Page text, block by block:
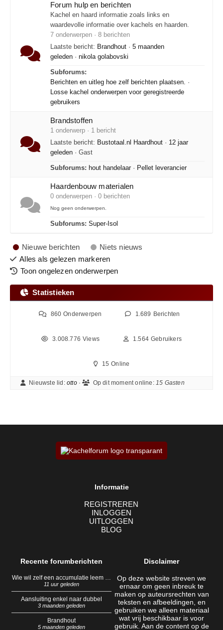
Forum hulp en berichten
Kachel en haard informatie zoals links en
waardevolle informatie over kachels en haarden.
7 onderwerpen · 8 berichten
Laatste bericht: Brandhout · 5 maanden
geleden · nikola golabovski
Subforums:
Berichten en uitleg hoe zelf berichten plaatsen. ·
Losse kachel onderwerpen voor geregistreerde
gebruikers
Brandstoffen
1 onderwerp · 1 bericht
Laatste bericht: Bustotaal.nl Haardhout · 12 jaar
geleden · Gast
Subforums: hout handelaar· Pellet leverancier
Haardenbouw materialen
0 onderwerpen · 0 berichten
Nog geen onderwerpen.
Subforums: Super-Isol
Nieuwe berichten
Niets nieuws
Alles als gelezen markeren
Toon ongelezen onderwerpen
Statistieken
860 Onderwerpen 1.689 Berichten
3.008.776 Views 1.564 Gebruikers
15 Online
Nieuwste lid:otto· Op dit moment online:15 Gasten
Informatie
REGISTREREN
INLOGGEN
UITLOGGEN
BLOG
Recente forumberichten
Wie wil zelf een accumulatie leem …
11 uur geleden
Aansluiting enkel naar dubbel
3 maanden geleden
Brandhout
5 maanden geleden
Disclaimer
Op deze website streven we
ernaar om geen inbreuk te
maken op auteursrechten van
teksten en afbeeldingen, en
gebruiken we alleen materiaal
wat vrij beschikbaar is voor
gebruik. Aan de content op de